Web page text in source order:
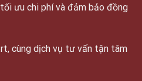
ưu chi phí và đảm bảo đồng
cùng dịch vụ tư vấn tận tâm